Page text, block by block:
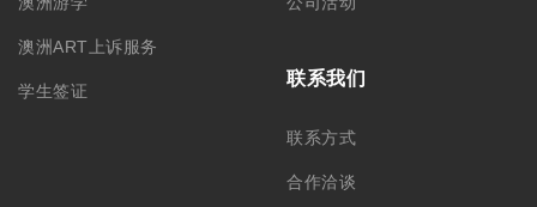
澳洲ART上诉服务
学生签证
联系我们
联系方式
合作洽谈